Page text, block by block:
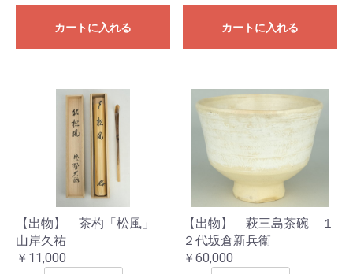
カートに入れる カートに入れる
【出物】 茶杓「松風」
山岸久祐
￥11,000
【出物】 萩三島茶碗 １
２代坂倉新兵衛
￥60,000